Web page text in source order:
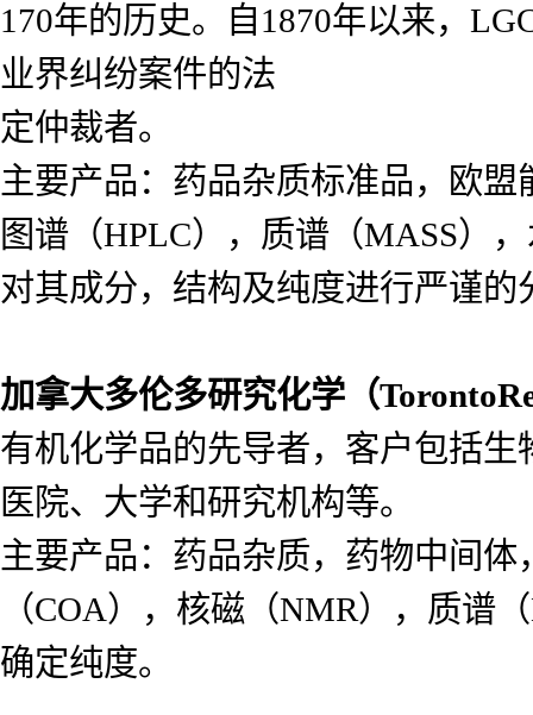
170年的历史。自1870年以来，
业界纠纷案件的法
定仲裁者。
主要产品：药品杂质标准品，欧
图谱（HPLC），质谱（MASS）
对其成分，结构及纯度进行严谨
加拿大多伦多研究化学（
有机化学品的先导者，客户包括
医院、大学和研究机构等。
主要产品：药品杂质，药物中间
（COA），核磁（NMR），质谱
确定纯度。